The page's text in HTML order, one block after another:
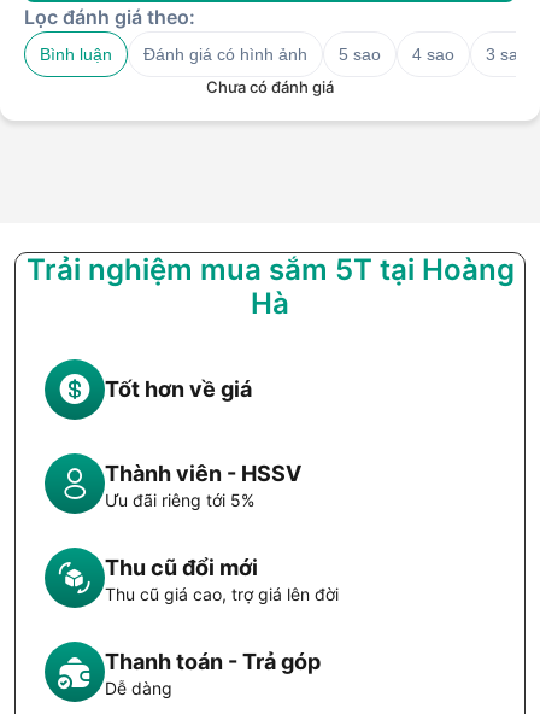
Lọc đánh giá theo:
Bình luận Đánh giá có hình ảnh 5 sao 4 sao
3 sao
Chưa có đánh giá
Trải nghiệm mua sắm 5T tại Hoàng
Hà
Tốt hơn về giá
Thành viên - HSSV
Ưu đãi riêng tới 5%
Thu cũ đổi mới
Thu cũ giá cao, trợ giá lên đời
Thanh toán - Trả góp
Dễ dàng